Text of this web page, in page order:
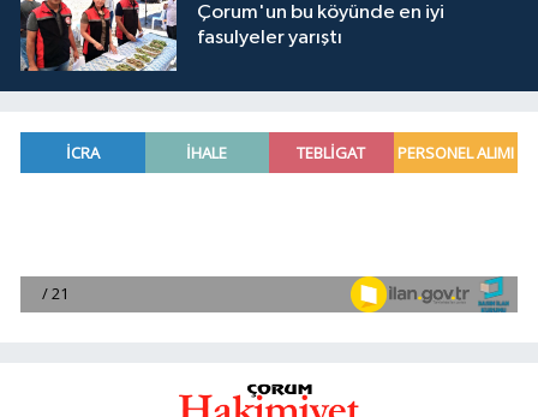
Çorum'un bu köyünde en iyi
fasulyeler yarıştı